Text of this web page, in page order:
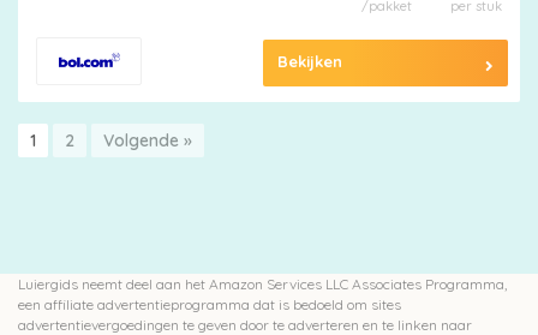
per stuk
/pakket
Bekijken
1 2 Volgende »
Luiergids neemt deel aan het Amazon Services LLC Associates Programma,
een affiliate advertentieprogramma dat is bedoeld om sites
advertentievergoedingen te geven door te adverteren en te linken naar